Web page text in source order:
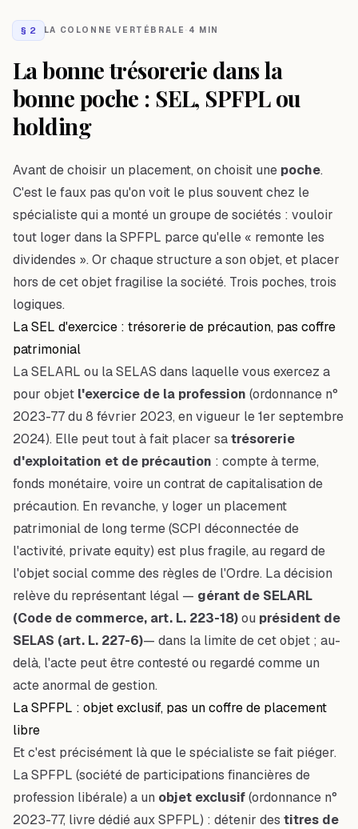
§ 2 LA COLONNE VERTÉBRALE · 4 MIN
La bonne trésorerie dans la
bonne poche : SEL, SPFPL ou
holding
Avant de choisir un placement, on choisit une poche.
C'est le faux pas qu'on voit le plus souvent chez le
spécialiste qui a monté un groupe de sociétés : vouloir
tout loger dans la SPFPL parce qu'elle « remonte les
dividendes ». Or chaque structure a son objet, et placer
hors de cet objet fragilise la société. Trois poches, trois
logiques.
La SEL d'exercice : trésorerie de précaution, pas coffre
patrimonial
La SELARL ou la SELAS dans laquelle vous exercez a
pour objet l'exercice de la profession (ordonnance n°
2023-77 du 8 février 2023, en vigueur le 1er septembre
2024). Elle peut tout à fait placer satrésorerie
d'exploitation et de précaution : compte à terme,
fonds monétaire, voire un contrat de capitalisation de
précaution. En revanche, y loger un placement
patrimonial de long terme (SCPI déconnectée de
l'activité, private equity) est plus fragile, au regard de
l'objet social comme des règles de l'Ordre. La décision
relève du représentant légal — gérant de SELARL
(Code de commerce, art. L. 223-18)ou président de
SELAS (art. L. 227-6)— dans la limite de cet objet ; au-
delà, l'acte peut être contesté ou regardé comme un
acte anormal de gestion.
La SPFPL : objet exclusif, pas un coffre de placement
libre
Et c'est précisément là que le spécialiste se fait piéger.
La SPFPL (société de participations financières de
profession libérale) a un objet exclusif(ordonnance n°
2023-77, livre dédié aux SPFPL) : détenir des titres de